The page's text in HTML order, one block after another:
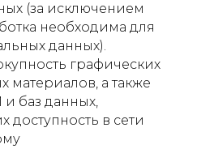
(за исключением
необходима для
данных).
графических
а также
баз данных,
в сети